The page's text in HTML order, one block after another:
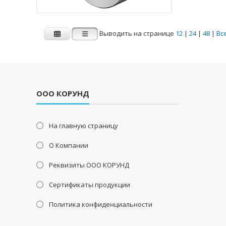
Выводить на странице 12 | 24| 48 |
ООО КОРУНД
На главную страницу
О Компании
Реквизиты ООО КОРУНД
Сертификаты продукции
Политика конфиденциальности